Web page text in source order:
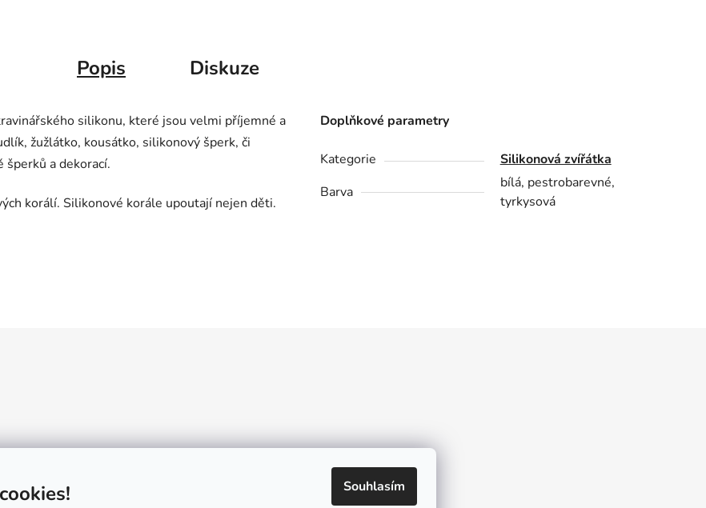
Souhlasím
Popis Diskuze
silikonu, které jsou velmi příjemné a
žužlátko, kousátko, silikonový šperk, či
a dekorací.
korálí. Silikonové korále upoutají nejen děti.
Doplňkové parametry
Kategorie
Silikonová zvířátka
Barva
bílá, pestrobarevné,
tyrkysová